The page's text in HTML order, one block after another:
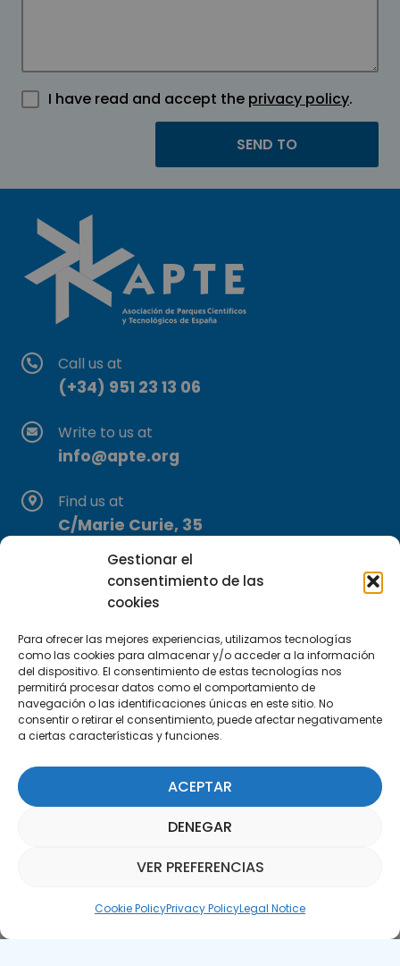
Gestionar el
consentimiento de las
cookies
Para ofrecer las mejores experiencias, utilizamos tecnologías
como las cookies para almacenar y/o acceder a la información
del dispositivo. El consentimiento de estas tecnologías nos
permitirá procesar datos como el comportamiento de
navegación o las identificaciones únicas en este sitio. No
consentir o retirar el consentimiento, puede afectar negativamente
a ciertas características y funciones.
ACEPTAR
DENEGAR
VER PREFERENCIAS
Cookie PolicyPrivacy PolicyLegal Notice
I have read and accept the privacy policy.
Call us at
(+34) 951 23 13 06
Write to us at
info@apte.org
Find us at
C/Marie Curie, 35
29590 Campanillas, Málaga
Subscribe to our Newsletter
SUBSCRIBE HERE